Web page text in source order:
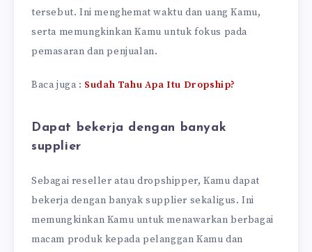
tersebut. Ini menghemat waktu dan uang Kamu,
serta memungkinkan Kamu untuk fokus pada
pemasaran dan penjualan.
Baca juga : Sudah Tahu Apa Itu Dropship?
Dapat bekerja dengan banyak
supplier
Sebagai reseller atau dropshipper, Kamu dapat
bekerja dengan banyak supplier sekaligus. Ini
memungkinkan Kamu untuk menawarkan berbagai
macam produk kepada pelanggan Kamu dan